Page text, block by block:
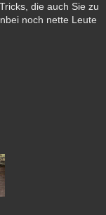
die auch Sie zu
noch nette Leute